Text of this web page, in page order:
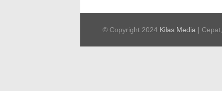
© Copyright 2024 Kilas Media |